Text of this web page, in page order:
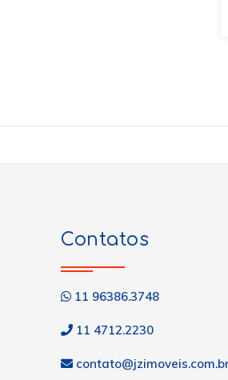
Contatos
11 96386.3748
11 4712.2230